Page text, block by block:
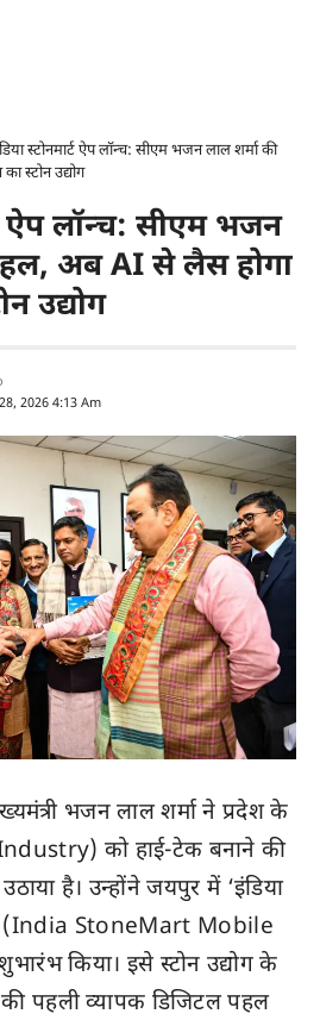
स्टोनमार्ट ऐप लॉन्च: सीएम भजन लाल शर्मा की
स्टोन उद्योग
ऐप लॉन्च: सीएम भजन
अब AI से लैस होगा
उद्योग
2026 4:13 Am
भजन लाल शर्मा ने प्रदेश के
को हाई-टेक बनाने की
है। उन्होंने जयपुर में ‘इंडिया
(India StoneMart Mobile
किया। इसे स्टोन उद्योग के
पहली व्यापक डिजिटल पहल